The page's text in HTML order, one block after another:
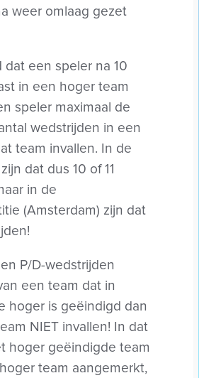
weer omlaag gezet
een speler na 10
in een hoger team
speler maximaal de
wedstrijden in een
team invallen. In de
dat dus 10 of 11
in de
(Amsterdam) zijn dat
P/D-wedstrijden
een team dat in
hoger is geëindigd dan
NIET invallen! In dat
hoger geëindigde team
team aangemerkt,